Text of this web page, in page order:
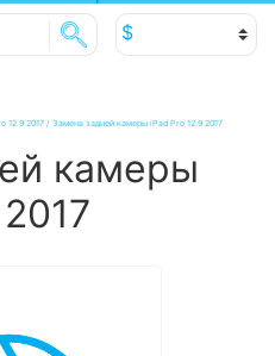
12.9 2017 / Замена задней камеры iPad Pro 12.9 2017
камеры